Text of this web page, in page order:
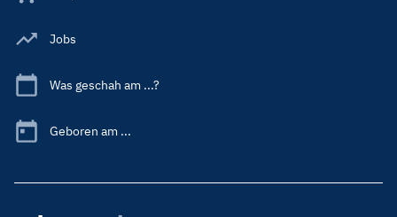
Jobs
Was geschah am ...?
Geboren am ...